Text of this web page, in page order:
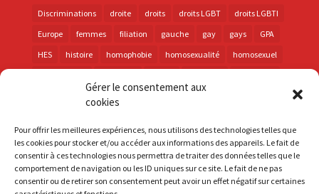
Gérer le consentement aux
cookies
Pour offrir les meilleures expériences, nous utilisons des technologies telles que
les cookies pour stocker et/ou accéder aux informations des appareils. Le fait de
consentir à ces technologies nous permettra de traiter des données telles que le
comportement de navigation ou les ID uniques sur ce site. Le fait de ne pas
consentir ou de retirer son consentement peut avoir un effet négatif sur certaines
Discriminations droite droits droits LGBT
droits LGBTI
Europe
femmes filiation gauche gay gays
GPA
HES
histoire homophobie homosexualité
homosexuel
PMA police
prévention
santé
sida trans transphobie UE
Union européenne
vih
violences visibilité élections